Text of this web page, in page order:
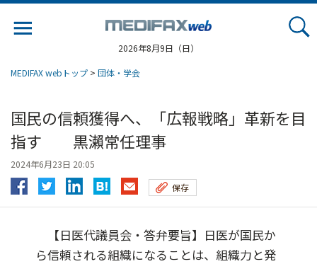
2026年8月9日（日）
MEDIFAX webトップ > 団体・学会
国民の信頼獲得へ、「広報戦略」革新を目
指す 黒瀨常任理事
2024年6月23日 20:05
保存
【日医代議員会・答弁要旨】日医が国民か
ら信頼される組織になることは、組織力と発